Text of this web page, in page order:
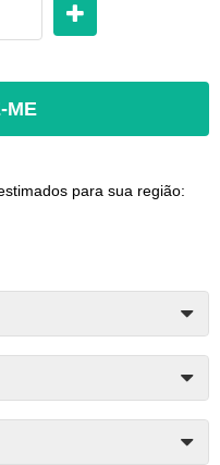
ME
para sua região: